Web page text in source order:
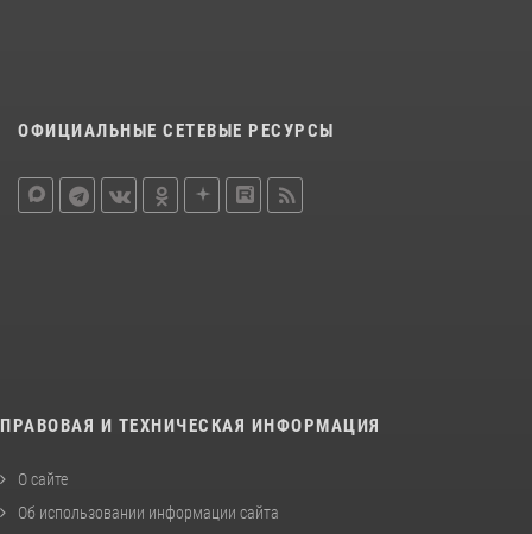
ОФИЦИАЛЬНЫЕ СЕТЕВЫЕ РЕСУРСЫ
ПРАВОВАЯ И ТЕХНИЧЕСКАЯ ИНФОРМАЦИЯ
О сайте
Об использовании информации сайта